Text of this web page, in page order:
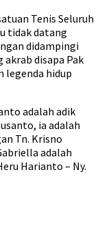
Tenis Seluruh
tidak datang
didampingi
akrab disapa Pak
legenda hidup
adalah adik
ia adalah
Tn. Krisno
adalah
Harianto – Ny.